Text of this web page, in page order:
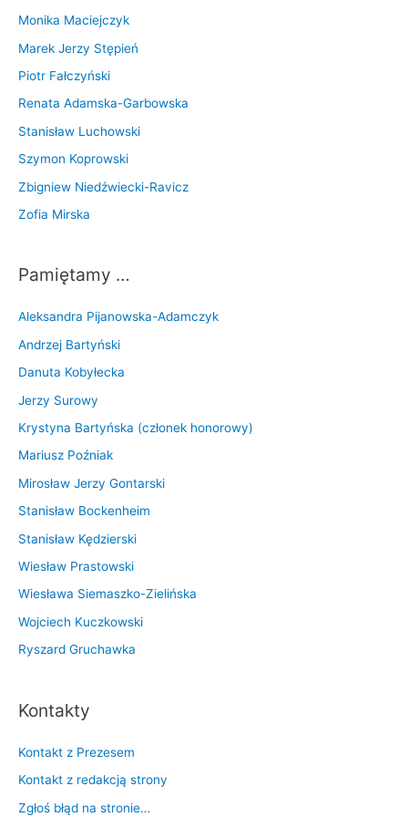
Monika Maciejczyk
Marek Jerzy Stępień
Piotr Fałczyński
Renata Adamska-Garbowska
Stanisław Luchowski
Szymon Koprowski
Zbigniew Niedźwiecki-Ravicz
Zofia Mirska
Pamiętamy …
Aleksandra Pijanowska-Adamczyk
Andrzej Bartyński
Danuta Kobyłecka
Jerzy Surowy
Krystyna Bartyńska (członek honorowy)
Mariusz Poźniak
Mirosław Jerzy Gontarski
Stanisław Bockenheim
Stanisław Kędzierski
Wiesław Prastowski
Wiesława Siemaszko-Zielińska
Wojciech Kuczkowski
Ryszard Gruchawka
Kontakty
Kontakt z Prezesem
Kontakt z redakcją strony
Zgłoś błąd na stronie…